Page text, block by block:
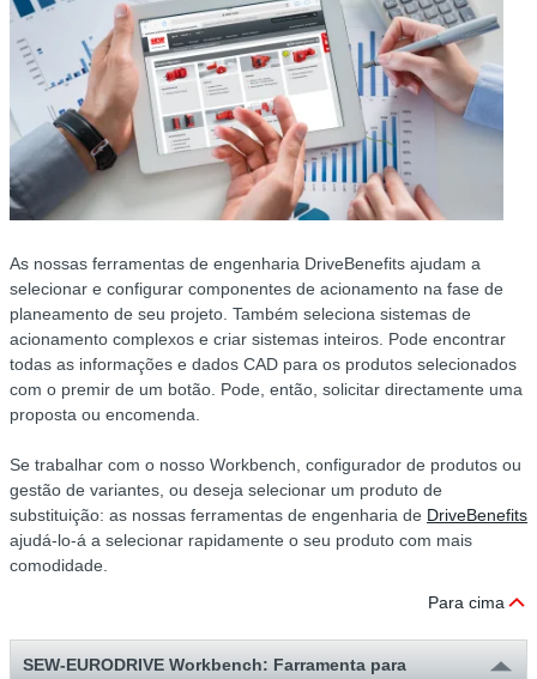
As nossas ferramentas de engenharia DriveBenefits ajudam a
selecionar e configurar componentes de acionamento na fase de
planeamento de seu projeto. Também seleciona sistemas de
acionamento complexos e criar sistemas inteiros. Pode encontrar
todas as informações e dados CAD para os produtos selecionados
com o premir de um botão. Pode, então, solicitar directamente uma
proposta ou encomenda.
Se trabalhar com o nosso Workbench, configurador de produtos ou
gestão de variantes, ou deseja selecionar um produto de
substituição: as nossas ferramentas de engenharia de DriveBenefits
ajudá-lo-á a selecionar rapidamente o seu produto com mais
comodidade.
Para cima
SEW-EURODRIVE Workbench: Farramenta para